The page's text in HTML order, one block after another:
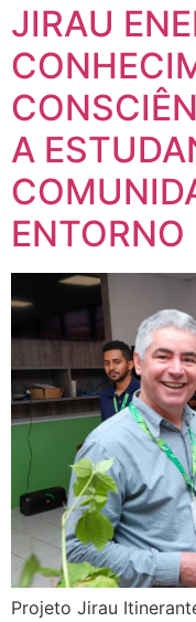
JIRAU
A
Projeto Jirau